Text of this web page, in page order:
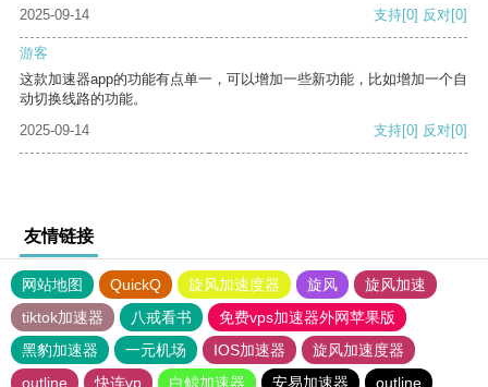
2025-09-14
支持[0] 反对[0]
游客
这款加速器app的功能有点单一，可以增加一些新功能，比如增加一个自
动切换线路的功能。
2025-09-14
支持[0] 反对[0]
友情链接
网站地图 QuickQ 旋风加速度器 旋风
旋风加速
tiktok加速器
八戒看书
免费vps加速器外网苹果版
黑豹加速器
一元机场 IOS加速器
旋风加速度器
outline
快连vp 白鲸加速器 安易加速器 outline